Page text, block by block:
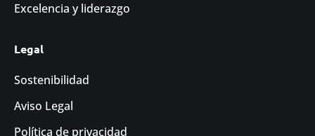
Excelencia y liderazgo
Legal
Sostenibilidad
Aviso Legal
Política de privacidad